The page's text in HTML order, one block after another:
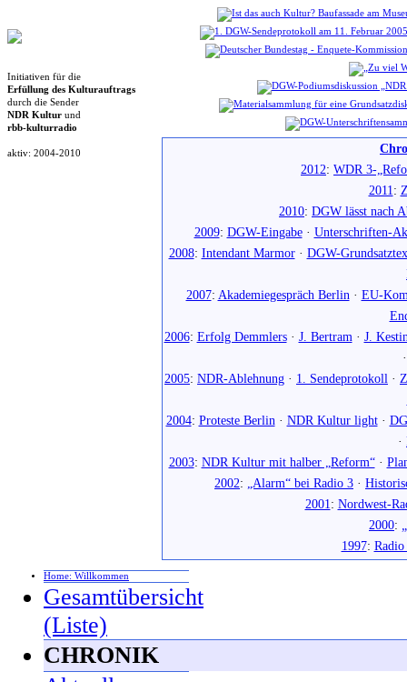
Initiativen für die
Erfüllung des Kulturauftrags
durch die Sender
NDR Kultur und
rbb-kulturradio
aktiv: 2004-2010
2012: WDR 3-
2011:
2010: DGW lässt nach
2009: DGW-Eingabe· Unterschriften-
2008: Intendant Marmor· DGW-
2007: Akademiegespräch Berlin · EU-
2006: Erfolg Demmlers· J. Bertram · J.
2005: NDR-Ablehnung · 1. Sendeprotokoll ·
2004: Proteste Berlin · NDR Kultur light·
·
2003: NDR Kultur mit halber „Reform“·
2002: „Alarm“ bei Radio 3 ·
2001: Nordwest-
2000:
1997:
Home: Willkommen
Gesamtübersicht
(Liste)
CHRONIK